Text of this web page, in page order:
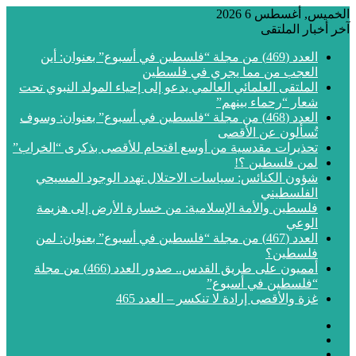
الخميس, أغسطس 6 2026
آخر أخبار الملتقى
العدد (469) من مجلة “فلسطين في أسبوع” بعنوان: أين
العجب من مما يجري في فلسطين
الملتقى العلمائي العالمي يدعو إلى إحياء المولد النبوي تحت
شعار “رحماء بينهم”
العدد (468) من مجلة “فلسطين في أسبوع” بعنوان: وسوف
تُسألون عن الأقصى
تحذيرات مقدسية من أوسع اقتحام للأقصى بذكرى “الخراب”
لمن فلسطين ؟!
شؤون الكنائس: سياسات الاحتلال تهدد الوجود المسيحي
الفلسطيني
فلسطين والأمة الإسلامية: من خسارة الأرض إلى هزيمة
الوعي
العدد (467) من مجلة “فلسطين في أسبوع” بعنوان: لمن
فلسطين؟
أمميون على طريق القدس.. صدور العدد (466) من مجلة
“فلسطين في أسبوع”
غزة والأقصى إرادة لا تنكسر – العدد 465